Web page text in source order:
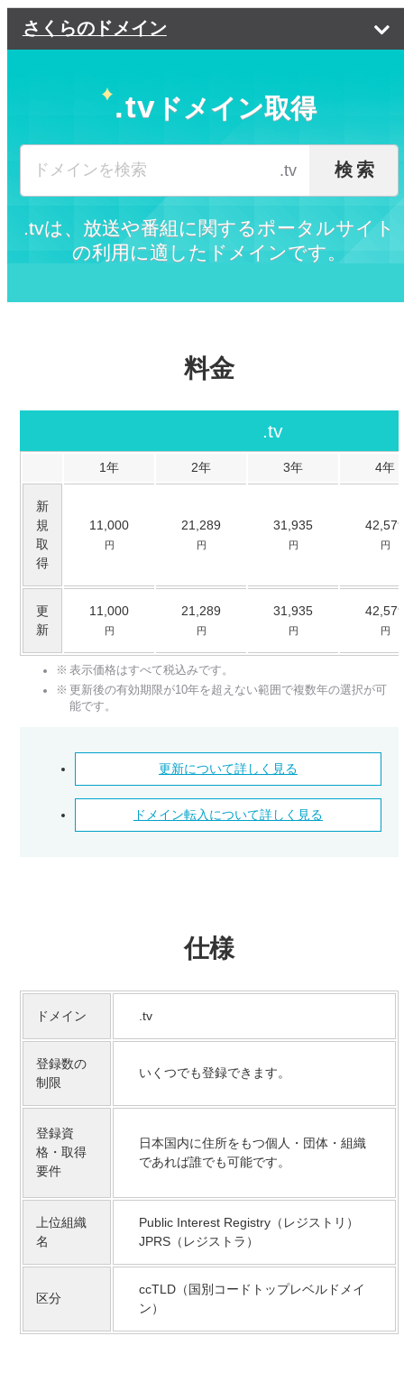
さくらのドメイン
ドメインの選び方
ドメインの選び方
会社に最適な選び方
ドメインの種類
ドメイン転入
よくある質問
ご利用の流れ
.tv ドメイン取得
.tv 検索
.tvは、放送や番組に関するポータルサイト
の利用に適したドメインです。
料金
.tv
1年 2年 3年 4年
新
規
取
得
11,000
円
21,289
円
31,935
円
42,579
円
更
新
11,000
円
21,289
円
31,935
円
42,579
円
表示価格はすべて税込みです。
更新後の有効期限が10年を超えない範囲で複数年の選択が可
能です。
更新について詳しく見る
ドメイン転入について詳しく見る
仕様
ドメイン .tv
登録数の
制限
いくつでも登録できます。
登録資
格・取得
要件
日本国内に住所をもつ個人・団体・組織
であれば誰でも可能です。
上位組織
名
Public Interest Registry（レジストリ）
JPRS（レジストラ）
区分
ccTLD（国別コードトップレベルドメイ
ン）